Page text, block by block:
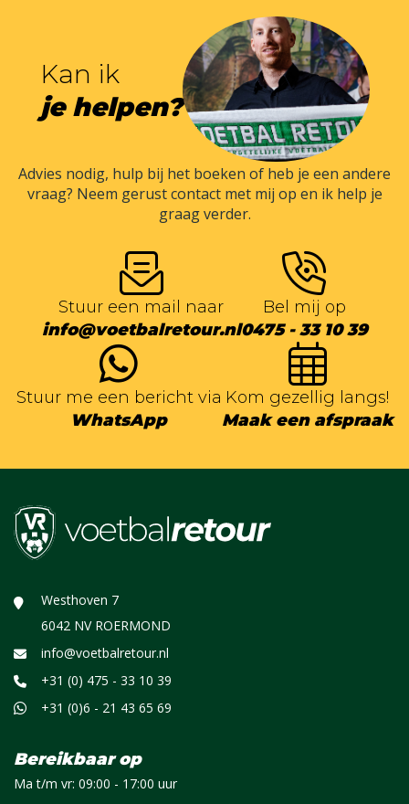
Kan ik
je helpen?
Advies nodig, hulp bij het boeken of heb je een andere
vraag? Neem gerust contact met mij op en ik help je
graag verder.
Stuur een mail naar
info@voetbalretour.nl
Bel mij op
0475 - 33 10 39
Stuur me een bericht via
WhatsApp
Kom gezellig langs!
Maak een afspraak
Westhoven 7
6042 NV ROERMOND
info@voetbalretour.nl
+31 (0) 475 - 33 10 39
+31 (0)6 - 21 43 65 69
Bereikbaar op
Ma t/m vr: 09:00 - 17:00 uur